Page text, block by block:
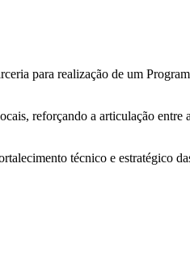
para realização de um
reforçando a articulação entre
técnico e estratégico